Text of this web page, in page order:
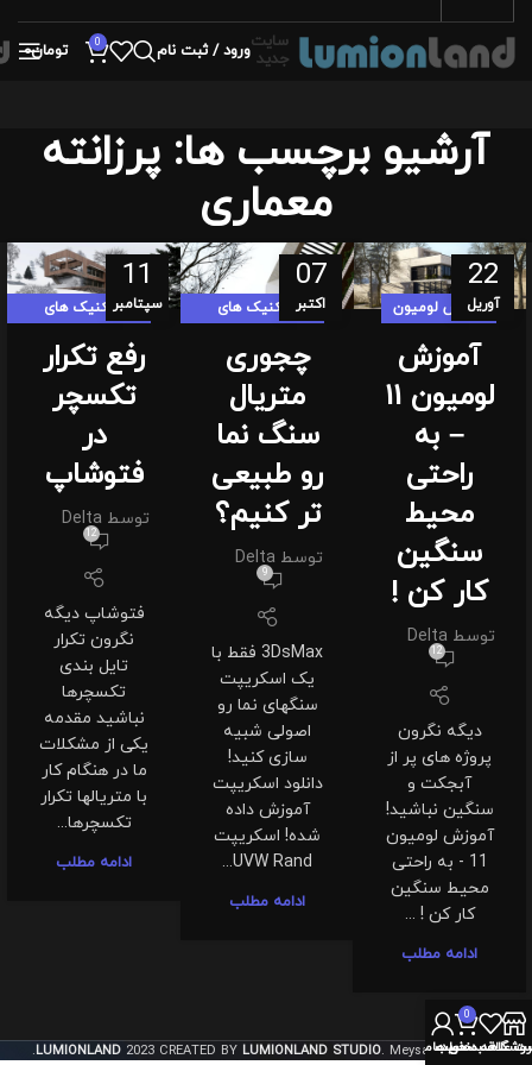
سایت
جدید ورود / ثبت نام 0 تومان0
آرشیو برچسب ها: پرزانته
معماری
22
آوریلآموزش لومیون
آموزش
لومیون 11
– به
راحتی
محیط
سنگین
کار کن !
توسط Delta
12
دیگه نگرون
پروژه های پر از
آبجکت و
سنگین نباشید!
آموزش لومیون
11 - به راحتی
محیط سنگین
کار کن ! ...
ادامه مطلب
07
اکتبر
تکنیک های
چجوری
متریال
سنگ نما
رو طبیعی
تر کنیم؟
توسط Delta
9
3DsMax فقط با
یک اسکریپت
سنگهای نما رو
اصولی شبیه
سازی کنید!
دانلود اسکریپت
آموزش داده
شده! اسکریپت
UVW Rand...
ادامه مطلب
11
سپتامبرتکنیک های
رفع تکرار
تکسچر
در
فتوشاپ
توسط Delta
12
فتوشاپ دیگه
نگرون تکرار
تایل بندی
تکسچرها
نباشید مقدمه
یکی از مشکلات
ما در هنگام کار
با متریالها تکرار
تکسچرها...
ادامه مطلب
LUMIONLAND 2023 CREATED BY LUMIONLAND STUDIO. Meysam Khosravi.
علاقه مندی ها
0
سبد خرید
حساب من